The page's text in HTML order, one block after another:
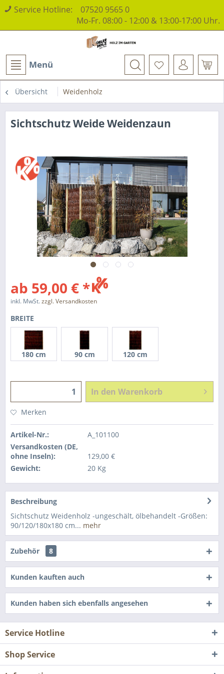
Service Hotline: 07520 9565 0
Mo-Fr. 08:00 - 12:00 & 13:00-17:00 Uhr.
Menü
Übersicht Weidenholz
Sichtschutz Weide Weidenzaun
ab 59,00 € *
inkl. MwSt.zzgl. Versandkosten
BREITE
180 cm 90 cm 120 cm
In den Warenkorb
Merken
Artikel-Nr.:
A_101100
Versandkosten (DE,
ohne Inseln):
129,00 €
Gewicht:
20 Kg
Beschreibung
Sichtschutz Weidenholz -ungeschält, ölbehandelt -Größen:
90/120/180x180 cm... mehr
Zubehör 8
Kunden kauften auch
Kunden haben sich ebenfalls angesehen
Service Hotline
Shop Service